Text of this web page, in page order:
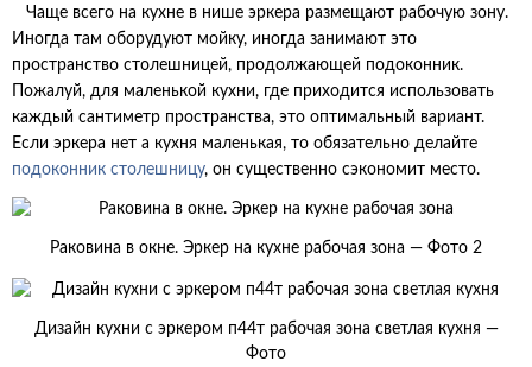
Чаще всего на кухне в нише эркера размещают рабочую зону.
Иногда там оборудуют мойку, иногда занимают это
пространство столешницей, продолжающей подоконник.
Пожалуй, для маленькой кухни, где приходится использовать
каждый сантиметр пространства, это оптимальный вариант.
Если эркера нет а кухня маленькая, то обязательно делайте
подоконник столешницу, он существенно сэкономит место.
Раковина в окне. Эркер на кухне рабочая зона — Фото 2
Дизайн кухни с эркером п44т рабочая зона светлая кухня —
Фото